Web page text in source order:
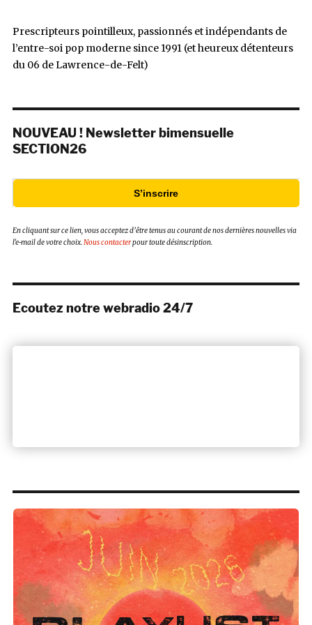
Prescripteurs pointilleux, passionnés et indépendants de
l’entre-soi pop moderne since 1991 (et heureux détenteurs
du 06 de Lawrence-de-Felt)
NOUVEAU ! Newsletter bimensuelle
SECTION26
S’inscrire
En cliquant sur ce lien, vous acceptez d’être tenus au courant de nos dernières nouvelles via
l’e-mail de votre choix.Nous contacterpour toute désinscription.
Ecoutez notre webradio 24/7